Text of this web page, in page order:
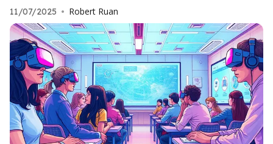
11/07/2025 • Robert Ruan